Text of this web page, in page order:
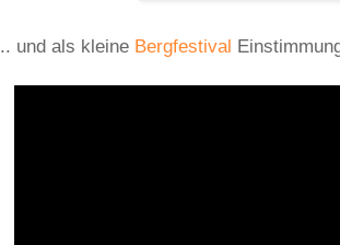
.. und als kleine Bergfestival